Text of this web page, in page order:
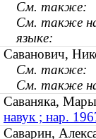
См. также:
См. также
языке:
Саванович,
См. также:
См. также
Саваняка,
навук ; нар.
Саварин,